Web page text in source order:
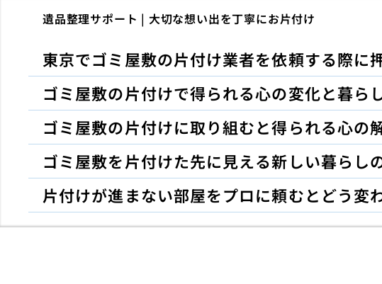
遺品整理サポート | 大切な想い出を丁寧にお片付け
東京でゴミ屋敷の片付け業者を依頼する際に
ゴミ屋敷の片付けで得られる心の変化と暮ら
ゴミ屋敷の片付けに取り組むと得られる心の
ゴミ屋敷を片付けた先に見える新しい暮らし
片付けが進まない部屋をプロに頼むとどう変